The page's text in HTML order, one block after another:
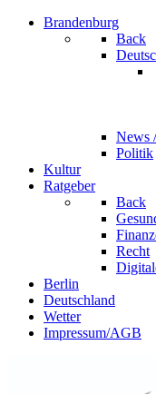
Brandenburg
Back
News
Politik
Kultur
Ratgeber
Back
Recht
Berlin
Deutschland
Wetter
Impressum/AGB